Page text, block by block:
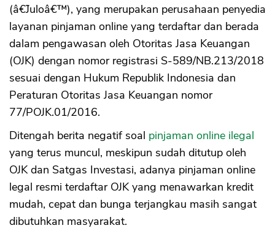
(â€˜Juloâ€™), yang merupakan perusahaan penyedia
layanan pinjaman online yang terdaftar dan berada
dalam pengawasan oleh Otoritas Jasa Keuangan
(OJK) dengan nomor registrasi S-589/NB.213/2018
sesuai dengan Hukum Republik Indonesia dan
Peraturan Otoritas Jasa Keuangan nomor
77/POJK.01/2016.
Ditengah berita negatif soal pinjaman online ilegal
yang terus muncul, meskipun sudah ditutup oleh
OJK dan Satgas Investasi, adanya pinjaman online
legal resmi terdaftar OJK yang menawarkan kredit
mudah, cepat dan bunga terjangkau masih sangat
dibutuhkan masyarakat.